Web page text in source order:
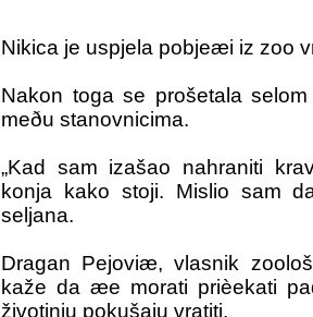
Nikica je uspjela pobjeæi iz zoo
Nakon toga se prošetala
meðu stanovnicima.
„Kad sam izašao nahraniti
konja kako stoji. Mislio sam
seljana.
Dragan Pejoviæ, vlasnik
kaže da æe morati prièekati
životinju pokušaju vratiti.